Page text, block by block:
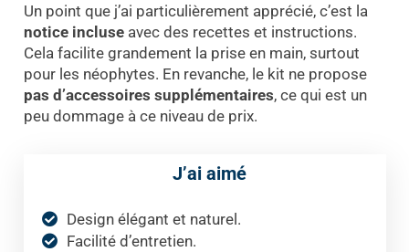
Un point que j’ai particulièrement apprécié, c’est la
notice incluseavec des recettes et instructions.
Cela facilite grandement la prise en main, surtout
pour les néophytes. En revanche, le kit ne propose
pas d’accessoires supplémentaires, ce qui est un
peu dommage à ce niveau de prix.
J’ai aimé
Design élégant et naturel.
Facilité d’entretien.